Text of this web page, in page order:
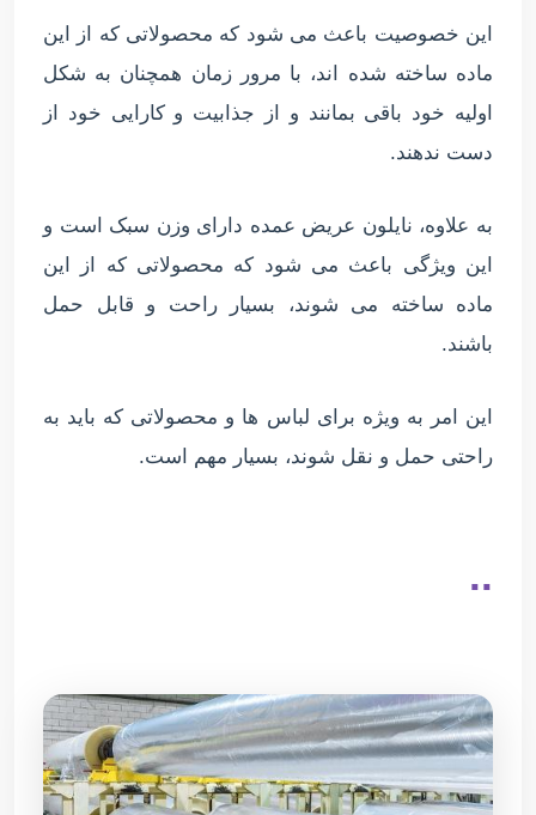
این خصوصیت باعث می شود که محصولاتی که از این
ماده ساخته شده اند، با مرور زمان همچنان به شکل
اولیه خود باقی بمانند و از جذابیت و کارایی خود از
دست ندهند.
به علاوه، نایلون عریض عمده دارای وزن سبک است و
این ویژگی باعث می شود که محصولاتی که از این
ماده ساخته می شوند، بسیار راحت و قابل حمل
باشند.
این امر به ویژه برای لباس ها و محصولاتی که باید به
راحتی حمل و نقل شوند، بسیار مهم است.
..